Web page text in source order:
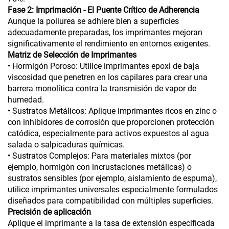
Fase 2: Imprimación - El Puente Crítico de Adherencia
Aunque la poliurea se adhiere bien a superficies
adecuadamente preparadas, los imprimantes mejoran
significativamente el rendimiento en entornos exigentes.
Matriz de Selección de Imprimantes
• Hormigón Poroso: Utilice imprimantes epoxi de baja
viscosidad que penetren en los capilares para crear una
barrera monolítica contra la transmisión de vapor de
humedad.
• Sustratos Metálicos: Aplique imprimantes ricos en zinc o
con inhibidores de corrosión que proporcionen protección
catódica, especialmente para activos expuestos al agua
salada o salpicaduras químicas.
• Sustratos Complejos: Para materiales mixtos (por
ejemplo, hormigón con incrustaciones metálicas) o
sustratos sensibles (por ejemplo, aislamiento de espuma),
utilice imprimantes universales especialmente formulados
diseñados para compatibilidad con múltiples superficies.
Precisión de aplicación
Aplique el imprimante a la tasa de extensión especificada